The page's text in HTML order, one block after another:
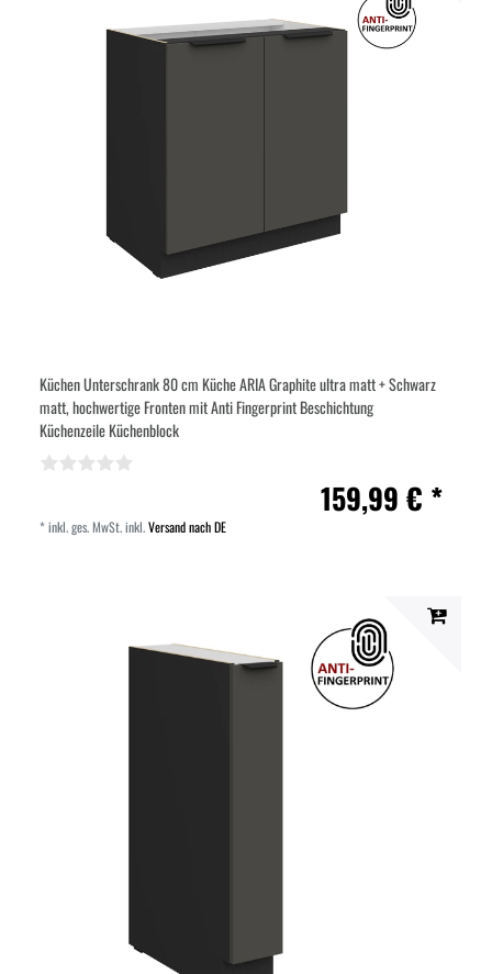
Küchen Unterschrank 80 cm Küche ARIA Graphite ultra matt + Schwarz
matt, hochwertige Fronten mit Anti Fingerprint Beschichtung
Küchenzeile Küchenblock
159,99 € *
*inkl. ges. MwSt.inkl.Versand nach DE